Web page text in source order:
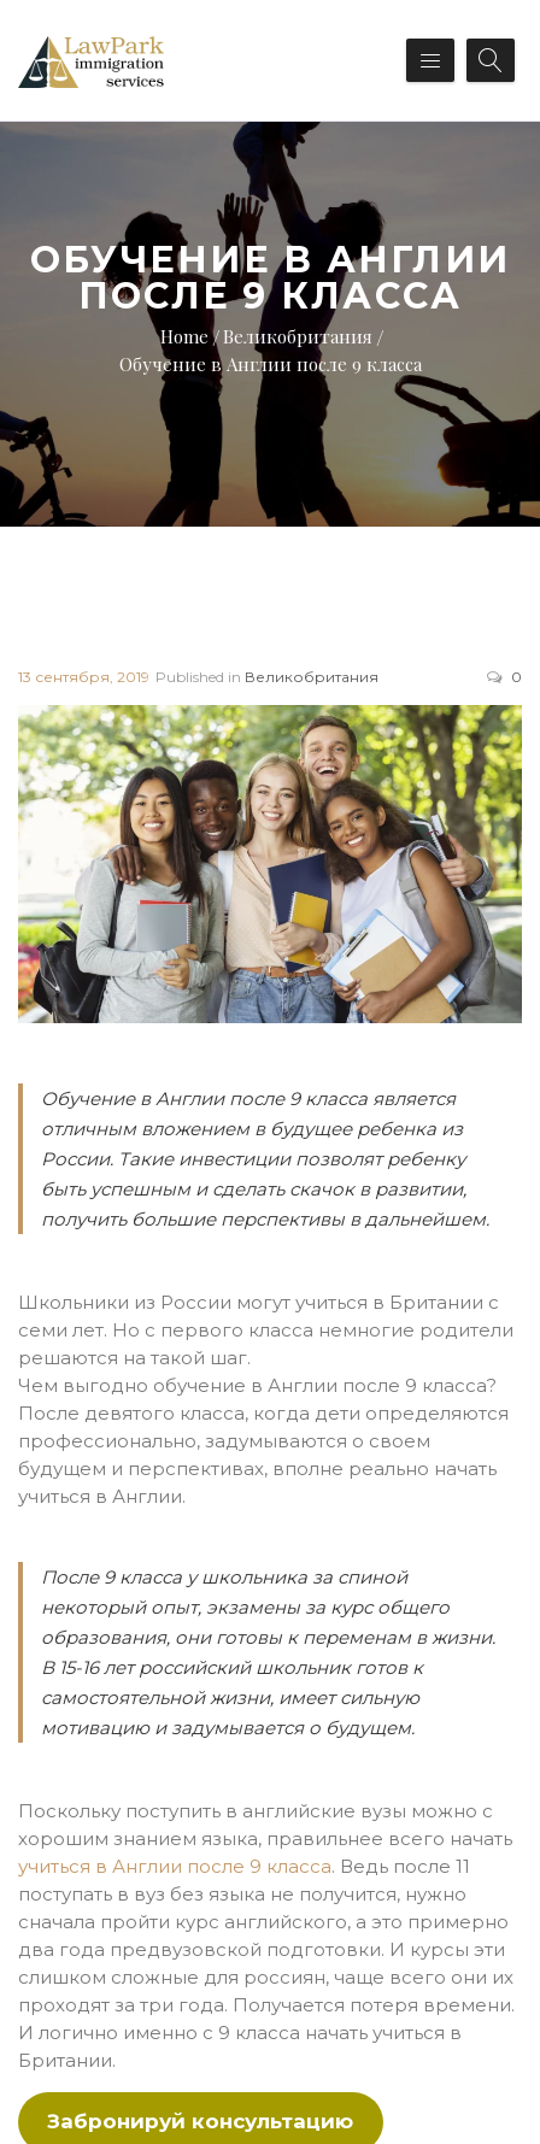
ОБУЧЕНИЕ В АНГЛИИ
ПОСЛЕ 9 КЛАССА
Home
Великобритания
Обучение в Англии после 9 класса
13 сентября, 2019 Published in Великобритания 0
Обучение в Англии после 9 класса является
отличным вложением в будущее ребенка из
России. Такие инвестиции позволят ребенку
быть успешным и сделать скачок в развитии,
получить большие перспективы в дальнейшем.
Школьники из России могут учиться в Британии с
семи лет. Но с первого класса немногие родители
решаются на такой шаг.
Чем выгодно обучение в Англии после 9 класса?
После девятого класса, когда дети определяются
профессионально, задумываются о своем
будущем и перспективах, вполне реально начать
учиться в Англии.
После 9 класса у школьника за спиной
некоторый опыт, экзамены за курс общего
образования, они готовы к переменам в жизни.
В 15-16 лет российский школьник готов к
самостоятельной жизни, имеет сильную
мотивацию и задумывается о будущем.
Поскольку поступить в английские вузы можно с
хорошим знанием языка, правильнее всего начать
учиться в Англии после 9 класса. Ведь после 11
поступать в вуз без языка не получится, нужно
сначала пройти курс английского, а это примерно
два года предвузовской подготовки. И курсы эти
слишком сложные для россиян, чаще всего они их
проходят за три года. Получается потеря времени.
И логично именно с 9 класса начать учиться в
Британии.
Забронируй консультацию